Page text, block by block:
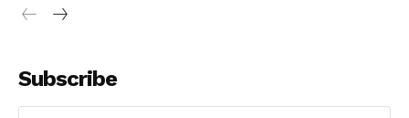
Subscribe